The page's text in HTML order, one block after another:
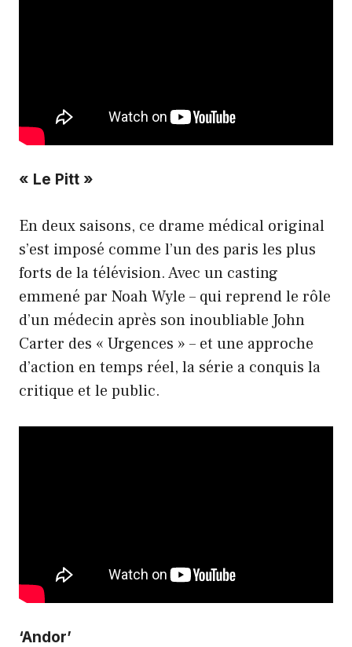
« Le Pitt »
En deux saisons, ce drame médical original
s’est imposé comme l’un des paris les plus
forts de la télévision. Avec un casting
emmené par Noah Wyle – qui reprend le rôle
d’un médecin après son inoubliable John
Carter des « Urgences » – et une approche
d’action en temps réel, la série a conquis la
critique et le public.
‘Andor’